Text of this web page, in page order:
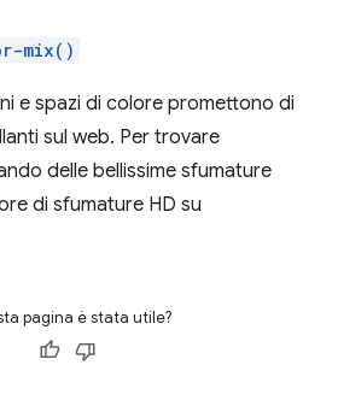
mix()
e spazi di colore promettono di
sul web. Per trovare
delle bellissime sfumature
di sfumature HD su
pagina è stata utile?